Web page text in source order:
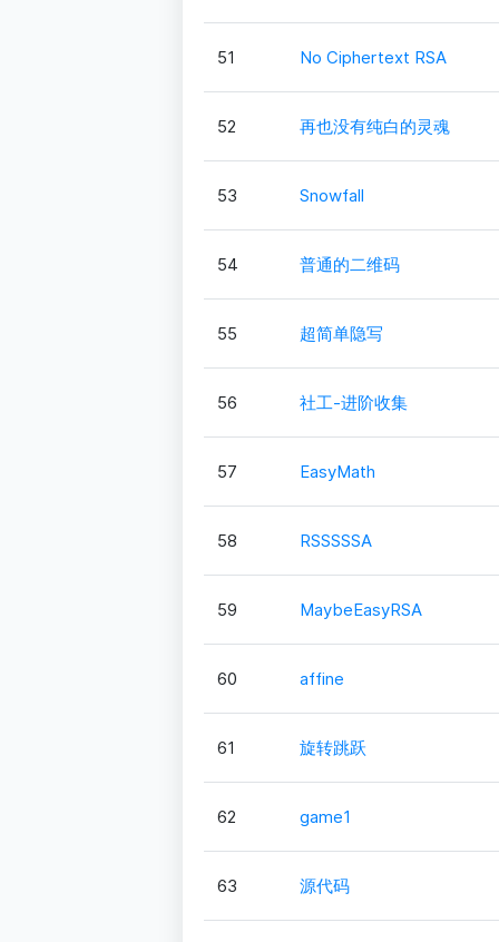
51 No Ciphertext RSA
52 再也没有纯白的灵魂
53 Snowfall
54 普通的二维码
55 超简单隐写
56 社工-进阶收集
57 EasyMath
58 RSSSSSA
59 MaybeEasyRSA
60 affine
61 旋转跳跃
62 game1
63 源代码